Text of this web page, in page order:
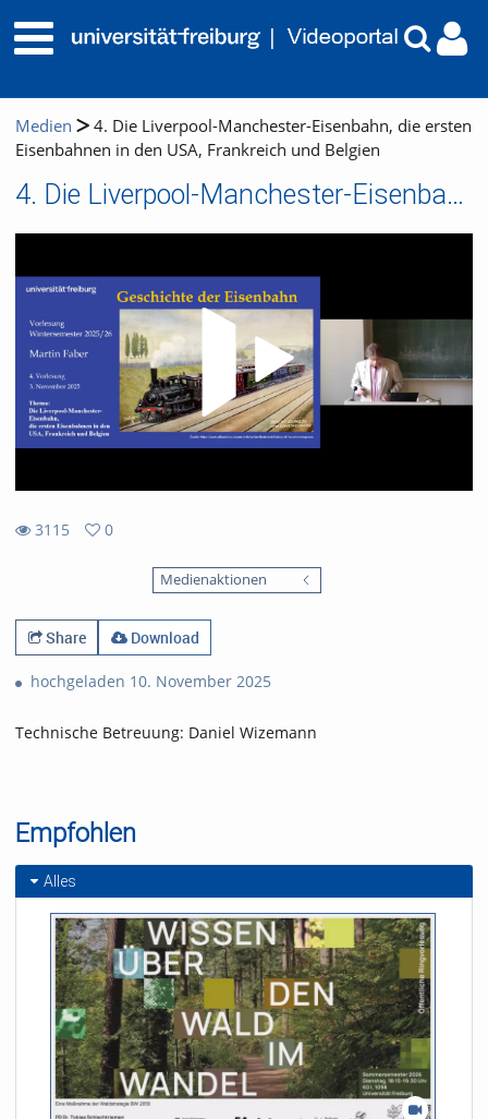
Medien
4. Die Liverpool-Manchester-Eisenbahn, die ersten
Eisenbahnen in den USA, Frankreich und Belgien
4. Die Liverpool-Manchester-Eisenbahn, die ersten Eisenbahnen in den USA, Frankreich und Belgien
3115
0
Medienaktionen
Share Download
hochgeladen 10. November 2025
Technische Betreuung: Daniel Wizemann
Empfohlen
Alles